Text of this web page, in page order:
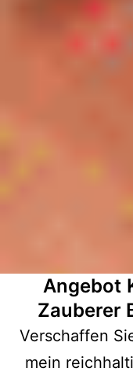
Angebot
Zauberer
Verschaffen
mein